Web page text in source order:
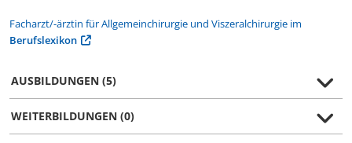
Facharzt/-ärztin für Allgemeinchirurgie und Viszeralchirurgie im
Berufslexikon
AUSBILDUNGEN (5)
WEITERBILDUNGEN (0)